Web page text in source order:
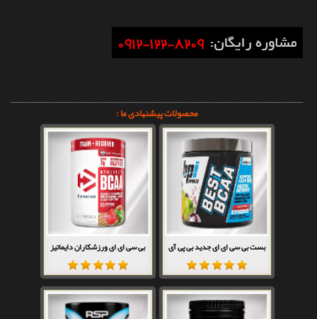
محصولات پیشنهادی ما :
بست بی سی ای ای جدید بی پی آی بی سی ای ای ورزشکاران دایماتیز